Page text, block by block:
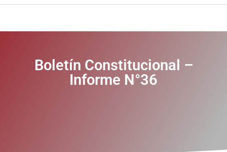
Boletín Constitucional –
Informe N°36